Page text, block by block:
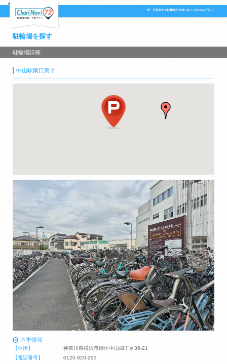
駐輪場を探す
駐輪場詳細
中山駅南口第２
基本情報
【住所】
神奈川県横浜市緑区中山四丁目36-21
【電話番号】
0120-929-293